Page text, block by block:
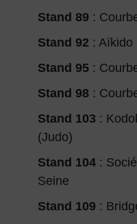
Stand 89 :
Stand 92 : Aïkido
Stand 95 :
Stand 98 :
Stand 103 :
(Judo)
Stand 104 :
Seine
Stand 109 :